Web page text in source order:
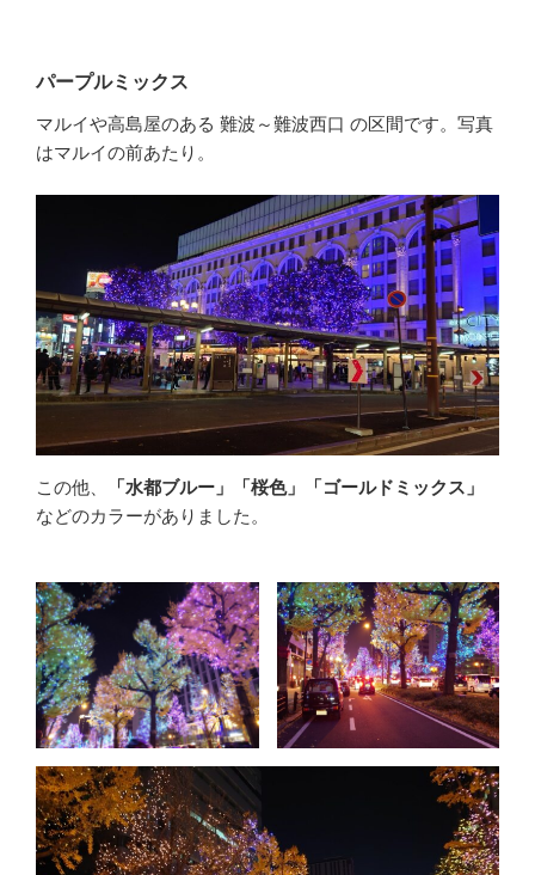
パープルミックス
マルイや高島屋のある 難波～難波西口 の区間です。写真
はマルイの前あたり。
この他、
「水都ブルー」「桜色」「ゴールドミックス」
などのカラーがありました。